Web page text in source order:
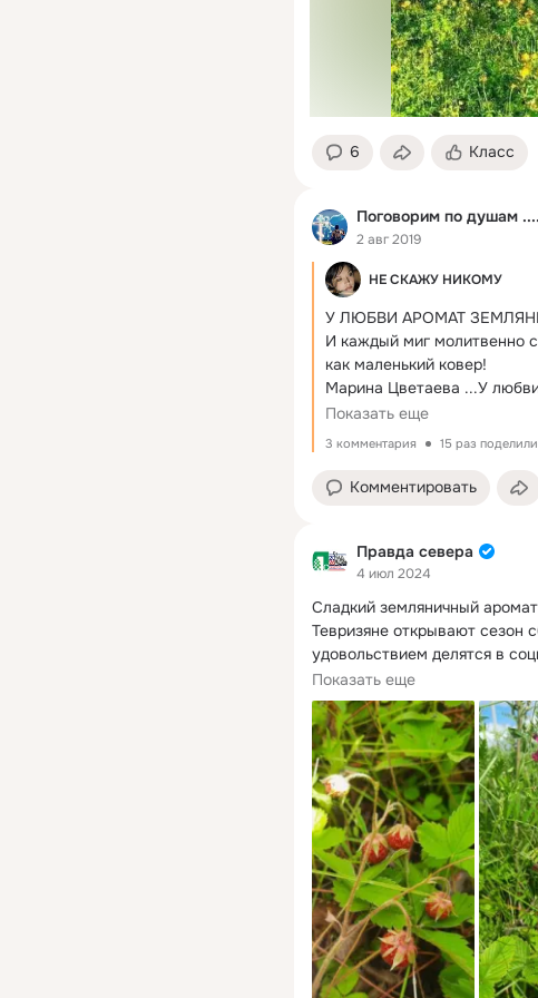
6 Класс
Поговорим по душам ....
2 авг 2019
НЕ СКАЖУ НИКОМУ
У ЛЮБВИ АРОМАТ
И каждый миг молитвенно
как маленький ковер!
Марина Цветаева ...У
Показать еще
3 комментария 15 раз
Комментировать
Правда севера
4 июл 2024
Сладкий земляничный
Тевризяне открывают сезон
удовольствием делятся в
урожая.
Показать еще